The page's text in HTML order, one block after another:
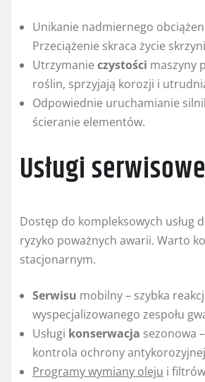
Unikanie nadmiernego
Przeciążenie skraca życie
Utrzymanie czystości maszyny
roślin, sprzyjają korozji i
Odpowiednie uruchamianie
ścieranie elementów.
Usługi
Dostęp do kompleksowych
ryzyko poważnych awarii. Warto
stacjonarnym.
Serwisu mobilny – szybka
wyspecjalizowanego zespołu
Usługi konserwacja sezonowa
kontrola ochrony
Programy wymiany oleju i